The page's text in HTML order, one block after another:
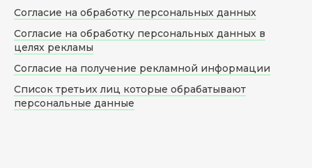
Согласие на обработку персональных данных
Согласие на обработку персональных данных в
целях рекламы
Согласие на получение рекламной информации
Список третьих лиц которые обрабатывают
персональные данные